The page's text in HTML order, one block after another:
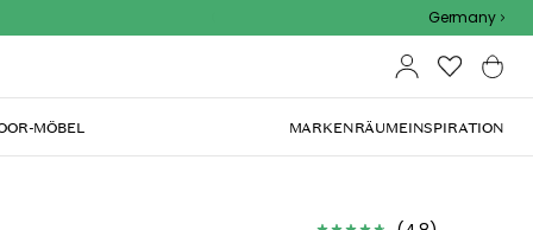
Germany
MÖBEL MARKENRÄUMEINSPIRATION